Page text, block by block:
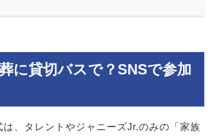
に貸切バスで？SNSで参加
、タレントやジャニーズJr.のみの「家族